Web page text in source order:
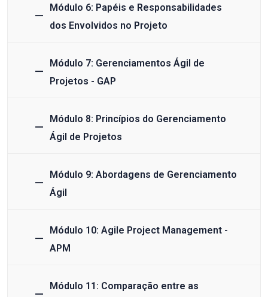
Módulo 6: Papéis e Responsabilidades
dos Envolvidos no Projeto
Módulo 7: Gerenciamentos Ágil de
Projetos - GAP
Módulo 8: Princípios do Gerenciamento
Ágil de Projetos
Módulo 9: Abordagens de Gerenciamento
Ágil
Módulo 10: Agile Project Management -
APM
Módulo 11: Comparação entre as